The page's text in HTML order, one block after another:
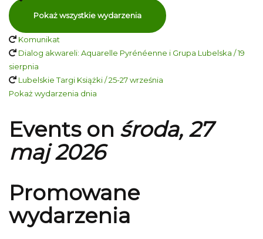
Pokaż wszystkie wydarzenia
Komunikat
Dialog akwareli: Aquarelle Pyrénéenne i Grupa Lubelska / 19
sierpnia
Lubelskie Targi Książki / 25-27 września
Pokaż wydarzenia dnia
Events on środa, 27
maj 2026
Promowane
wydarzenia